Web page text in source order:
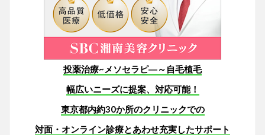
投薬治療~メソセラピ―～自毛植毛
幅広いニーズに提案、対応可能！
東京都内約30か所のクリニックでの
対面・オンライン診療とあわせ充実したサポート